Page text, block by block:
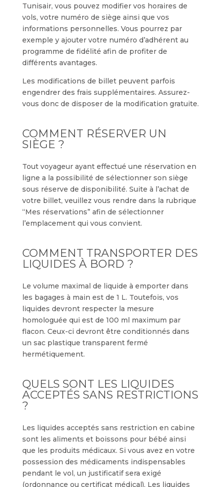
Tunisair, vous pouvez modifier vos horaires de
vols, votre numéro de siège ainsi que vos
informations personnelles. Vous pourrez par
exemple y ajouter votre numéro d’adhérent au
programme de fidélité afin de profiter de
différents avantages.
Les modifications de billet peuvent parfois
engendrer des frais supplémentaires. Assurez-
vous donc de disposer de la modification gratuite.
COMMENT RÉSERVER UN
SIÈGE ?
Tout voyageur ayant effectué une réservation en
ligne a la possibilité de sélectionner son siège
sous réserve de disponibilité. Suite à l’achat de
votre billet, veuillez vous rendre dans la rubrique
“Mes réservations” afin de sélectionner
l’emplacement qui vous convient.
COMMENT TRANSPORTER DES
LIQUIDES À BORD ?
Le volume maximal de liquide à emporter dans
les bagages à main est de 1 L. Toutefois, vos
liquides devront respecter la mesure
homologuée qui est de 100 ml maximum par
flacon. Ceux-ci devront être conditionnés dans
un sac plastique transparent fermé
hermétiquement.
QUELS SONT LES LIQUIDES
ACCEPTÉS SANS RESTRICTIONS
?
Les liquides acceptés sans restriction en cabine
sont les aliments et boissons pour bébé ainsi
que les produits médicaux. Si vous avez en votre
possession des médicaments indispensables
pendant le vol, un justificatif sera exigé
(ordonnance ou certificat médical). Les liquides